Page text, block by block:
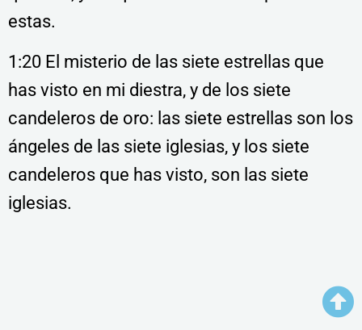
estas.
1:20 El misterio de las siete estrellas que
has visto en mi diestra, y de los siete
candeleros de oro: las siete estrellas son los
ángeles de las siete iglesias, y los siete
candeleros que has visto, son las siete
iglesias.